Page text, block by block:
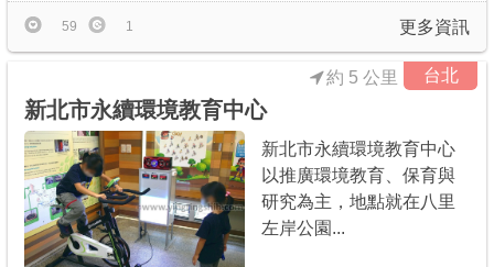
更多資訊
59 1
台北
新北市永續環境教育中心
約 5 公里
新北市永續環境教育中心
以推廣環境教育、保育與
研究為主，地點就在八里
左岸公園...